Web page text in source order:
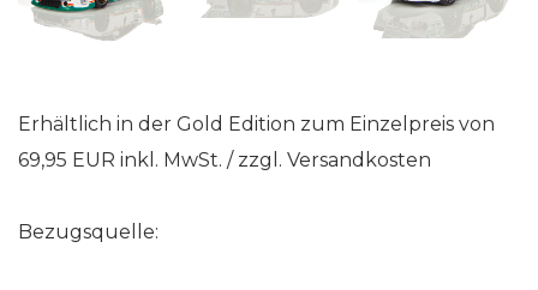
Erhältlich in der Gold Edition zum Einzelpreis von
69,95 EUR inkl. MwSt. / zzgl. Versandkosten
Bezugsquelle: